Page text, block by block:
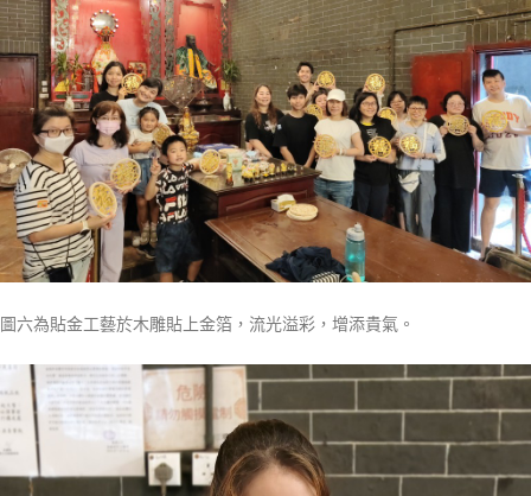
圖六為貼金工藝於木雕貼上金箔，流光溢彩，增添貴氣。